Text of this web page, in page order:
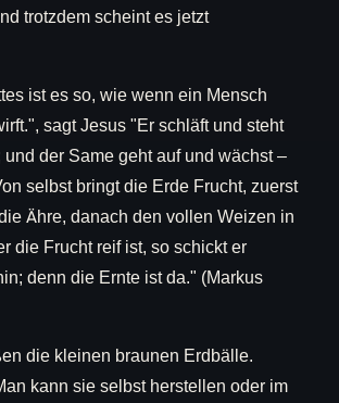
trotzdem scheint es jetzt
ist es so, wie wenn ein Mensch
sagt Jesus "Er schläft und steht
der Same geht auf und wächst –
selbst bringt die Erde Frucht, zuerst
Ähre, danach den vollen Weizen in
die Frucht reif ist, so schickt er
denn die Ernte ist da." (Markus
die kleinen braunen Erdbälle.
kann sie selbst herstellen oder im